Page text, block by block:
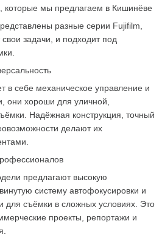
которые мы предлагаем в Кишинёве
разные серии Fujifilm,
задачи, и подходит под
в себе механическое управление и
они хороши для уличной,
Надёжная конструкция, точный
делают их
предлагают высокую
систему автофокусировки и
для съёмки в сложных условиях. Это
проекты, репортажи и